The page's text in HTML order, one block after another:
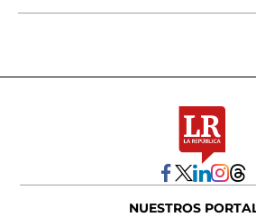
NUESTROS